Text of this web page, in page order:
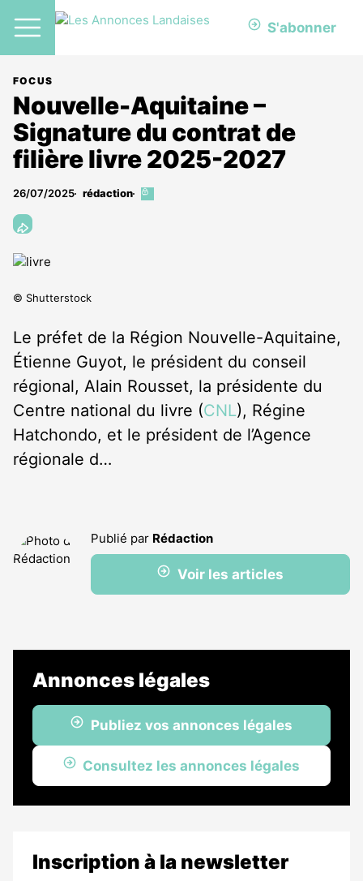
S'abonner
FOCUS
Nouvelle-Aquitaine –
Signature du contrat de
filière livre 2025-2027
26/07/2025 rédaction
Cet
© Shutterstock
Le préfet de la Région Nouvelle-Aquitaine,
Étienne Guyot, le président du conseil
régional, Alain Rousset, la présidente du
Centre national du livre (CNL), Régine
Hatchondo, et le président de l’Agence
régionale d…
Publié par Rédaction
Voir les articles
Annonces légales
Publiez vos annonces légales
Consultez les annonces légales
Inscription à la newsletter